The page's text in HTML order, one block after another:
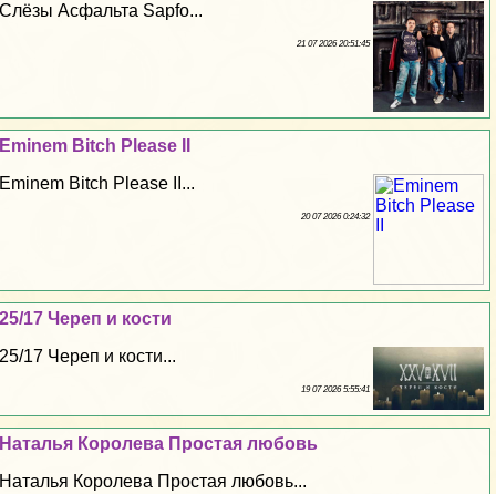
Слёзы Асфальта Sapfo...
21 07 2026 20:51:45
Eminem Bitch Please II
Eminem Bitch Please II...
20 07 2026 0:24:32
25/17 Череп и кости
25/17 Череп и кости...
19 07 2026 5:55:41
Наталья Королева Простая любовь
Наталья Королева Простая любовь...